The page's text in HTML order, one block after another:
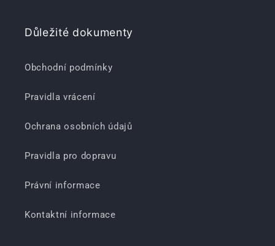
Důležité dokumenty
Obchodní podmínky
Pravidla vrácení
Ochrana osobních údajů
Pravidla pro dopravu
Právní informace
Kontaktní informace